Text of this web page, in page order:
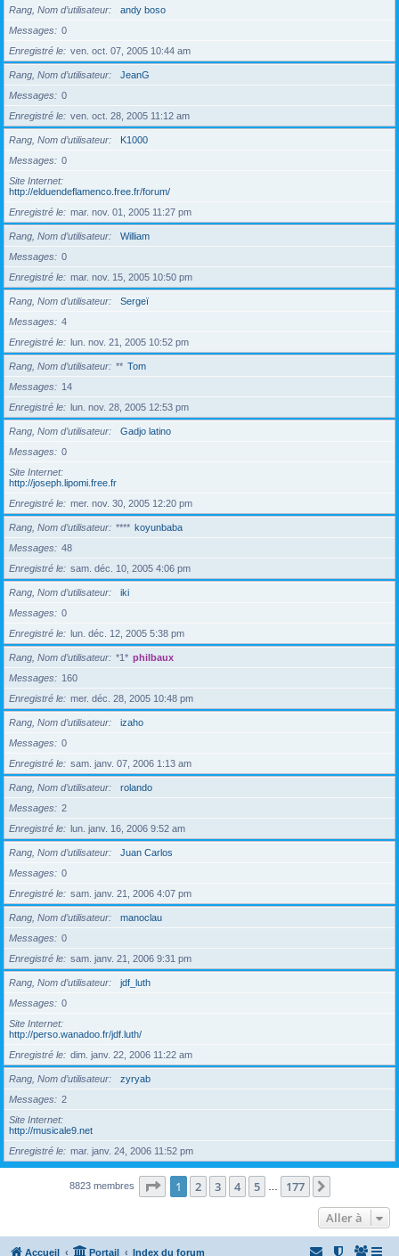
Rang, Nom d’utilisateur
andy boso
Messages
0
Enregistré le
ven. oct. 07, 2005 10:44 am
Rang, Nom d’utilisateur
JeanG
Messages
0
Enregistré le
ven. oct. 28, 2005 11:12 am
Rang, Nom d’utilisateur
K1000
Messages
0
Site Internet
http://elduendeflamenco.free.fr/forum/
Enregistré le
mar. nov. 01, 2005 11:27 pm
Rang, Nom d’utilisateur
William
Messages
0
Enregistré le
mar. nov. 15, 2005 10:50 pm
Rang, Nom d’utilisateur
Sergeï
Messages
4
Enregistré le
lun. nov. 21, 2005 10:52 pm
Rang, Nom d’utilisateur ** Tom
Messages
14
Enregistré le
lun. nov. 28, 2005 12:53 pm
Rang, Nom d’utilisateur
Gadjo latino
Messages
0
Site Internet
http://joseph.lipomi.free.fr
Enregistré le
mer. nov. 30, 2005 12:20 pm
Rang, Nom d’utilisateur **** koyunbaba
Messages
48
Enregistré le
sam. déc. 10, 2005 4:06 pm
Rang, Nom d’utilisateur
iki
Messages
0
Enregistré le
lun. déc. 12, 2005 5:38 pm
Rang, Nom d’utilisateur *1* philbaux
Messages
160
Enregistré le
mer. déc. 28, 2005 10:48 pm
Rang, Nom d’utilisateur
izaho
Messages
0
Enregistré le
sam. janv. 07, 2006 1:13 am
Rang, Nom d’utilisateur
rolando
Messages
2
Enregistré le
lun. janv. 16, 2006 9:52 am
Rang, Nom d’utilisateur
Juan Carlos
Messages
0
Enregistré le
sam. janv. 21, 2006 4:07 pm
Rang, Nom d’utilisateur
manoclau
Messages
0
Enregistré le
sam. janv. 21, 2006 9:31 pm
Rang, Nom d’utilisateur
jdf_luth
Messages
0
Site Internet
http://perso.wanadoo.fr/jdf.luth/
Enregistré le
dim. janv. 22, 2006 11:22 am
Rang, Nom d’utilisateur
zyryab
Messages
2
Site Internet
http://musicale9.net
Enregistré le
mar. janv. 24, 2006 11:52 pm
8823 membres Page 1sur177
1 2 3 4 5 177
Aller à
Accueil Portail Index du forum